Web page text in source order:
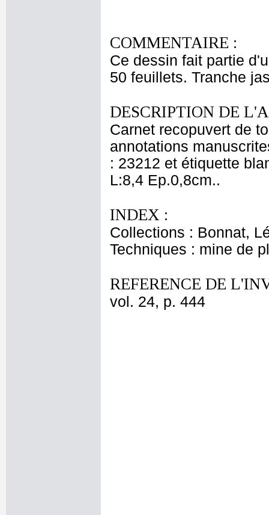
COMMENTAIRE :
Ce dessin fait partie
50 feuillets. Tranche
DESCRIPTION DE
Carnet recopuvert de
annotations
: 23212 et étiquette
L:8,4 Ep.0,8cm..
INDEX :
Collections : Bonnat,
Techniques : mine de
REFERENCE DE
vol. 24, p. 444